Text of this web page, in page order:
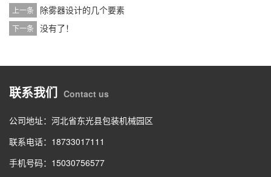
上一条 除雾器设计的几个要素
下一条 没有了！
联系我们 Contact us
公司地址：河北省东光县包装机械园区
联系电话：18733017111
手机号码：15030756577